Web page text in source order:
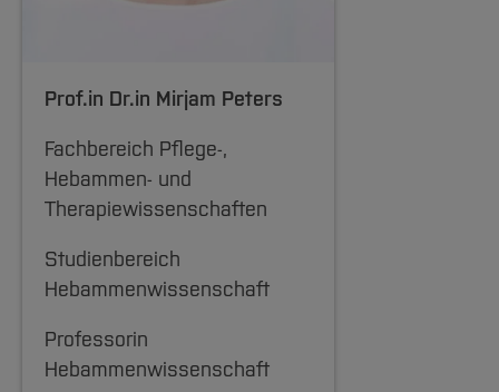
Prof.in Dr.in Mirjam Peters
Fachbereich Pflege-,
Hebammen- und
Therapiewissenschaften
Studienbereich
Hebammenwissenschaft
Professorin
Hebammenwissenschaft